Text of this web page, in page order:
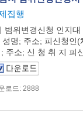
집행
범위변경신청 인지
명; 주소; 피신청인(
주소; 신 청 취 지 피
로드: 2888